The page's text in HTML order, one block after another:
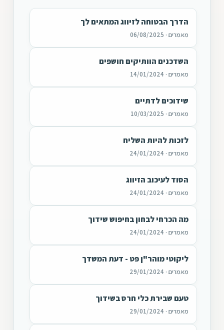
הדרך הבטוחה לזיווג המתאים לך
מאמרים · 06/08/2025
השדכנים הוותיקים חושפים
מאמרים · 14/01/2024
שידוכים לדתיים
מאמרים · 10/03/2025
לזכות להיות השליח
מאמרים · 24/01/2024
הסוד לעיכוב הזיווג
מאמרים · 24/01/2024
מה הכרחי לבחון בחיפוש שידוך
מאמרים · 24/01/2024
ליקוטי מוהר"ן פט - דעת המשדך
מאמרים · 29/01/2024
טעם שבירת כלי חרס בשידוך
מאמרים · 29/01/2024